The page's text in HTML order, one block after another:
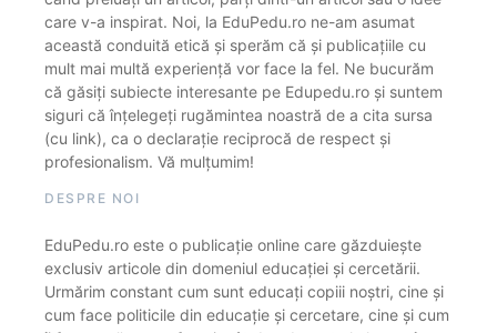
care v-a inspirat. Noi, la EduPedu.ro ne-am asumat
această conduită etică și sperăm că și publicațiile cu
mult mai multă experiență vor face la fel. Ne bucurăm
că găsiți subiecte interesante pe Edupedu.ro și suntem
siguri că înțelegeți rugămintea noastră de a cita sursa
(cu link), ca o declarație reciprocă de respect și
profesionalism. Vă mulțumim!
DESPRE NOI
EduPedu.ro este o publicație online care găzduiește
exclusiv articole din domeniul educației și cercetării.
Urmărim constant cum sunt educați copiii noștri, cine și
cum face politicile din educație și cercetare, cine și cum